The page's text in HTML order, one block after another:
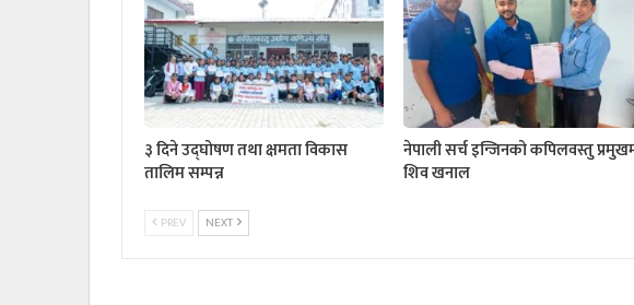
३ दिने उद्घोषण तथा क्षमता विकास
तालिम सम्पन्न
नेपाली सर्च इन्जिनको कपिलवस्तु
शिव खनाल
PREV NEXT